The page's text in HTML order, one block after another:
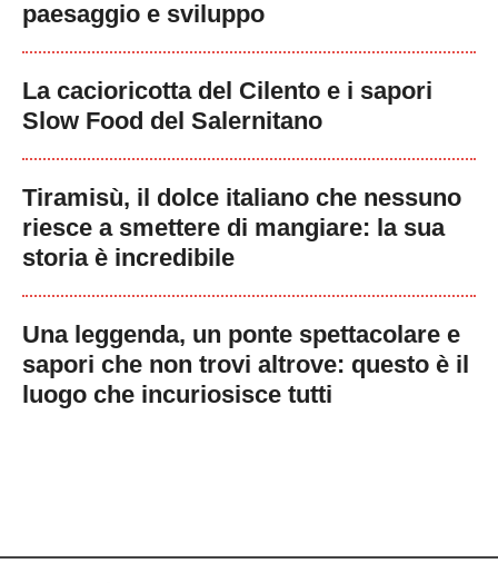
paesaggio e sviluppo
La cacioricotta del Cilento e i sapori
Slow Food del Salernitano
Tiramisù, il dolce italiano che nessuno
riesce a smettere di mangiare: la sua
storia è incredibile
Una leggenda, un ponte spettacolare e
sapori che non trovi altrove: questo è il
luogo che incuriosisce tutti